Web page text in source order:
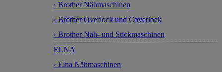
› Brother Nähmaschinen
› Brother Overlock und Coverlock
› Brother Näh- und Stickmaschinen
ELNA
› Elna Nähmaschinen